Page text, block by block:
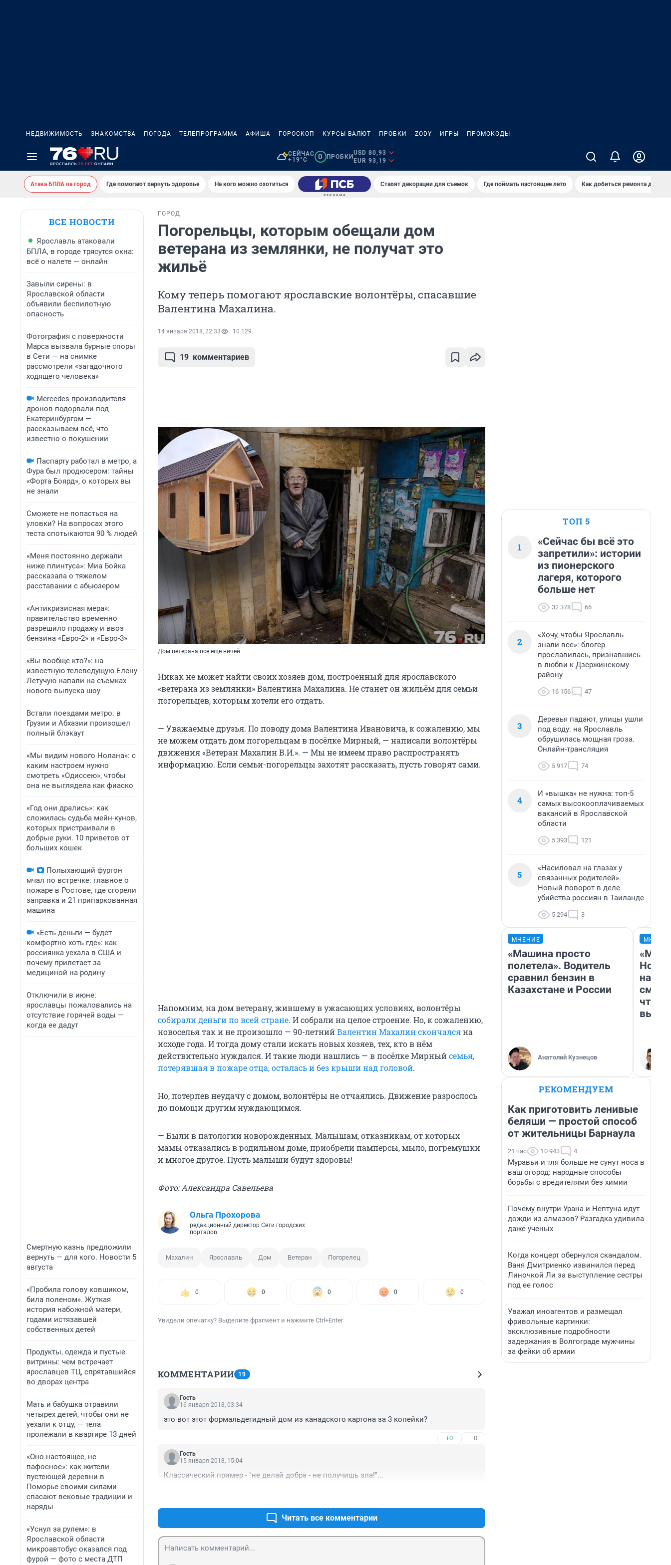
НЕДВИЖИМОСТЬ ЗНАКОМСТВА ПОГОДА ТЕЛЕПРОГРАММА АФИША ГОРОСКОП КУРСЫ ВАЛЮТ ПРОБКИ ZODY ИГРЫ ПРОМОКОДЫ
СЕЙЧАС
+19°C
0 ПРОБКИ
USD 80,93
EUR 93,19
Атака БПЛА на город Где помогают вернуть здоровье На кого можно охотиться Ставят декорации для съемок Где поймать настоящее лето Как добиться ремонта двора
ВСЕ НОВОСТИ
Ярославль атаковали
БПЛА, в городе трясутся окна:
всё о налете — онлайн
Завыли сирены: в
Ярославской области
объявили беспилотную
опасность
Фотография с поверхности
Марса вызвала бурные споры
в Сети — на снимке
рассмотрели «загадочного
ходящего человека»
Mercedes производителя
дронов подорвали под
Екатеринбургом —
рассказываем всё, что
известно о покушении
Паспарту работал в метро, а
Фура был продюсером: тайны
«Форта Боярд», о которых вы
не знали
Сможете не попасться на
уловки? На вопросах этого
теста спотыкаются 90 % людей
«Меня постоянно держали
ниже плинтуса»: Миа Бойка
рассказала о тяжелом
расставании с абьюзером
«Антикризисная мера»:
правительство временно
разрешило продажу и ввоз
бензина «Евро-2» и «Евро-3»
«Вы вообще кто?»: на
известную телеведущую Елену
Летучую напали на съемках
нового выпуска шоу
Встали поездами метро: в
Грузии и Абхазии произошел
полный блэкаут
«Мы видим нового Нолана»: с
каким настроем нужно
смотреть «Одиссею», чтобы
она не выглядела как фиаско
«Год они дрались»: как
сложилась судьба мейн-кунов,
которых пристраивали в
добрые руки. 10 приветов от
больших кошек
Полыхающий фургон
мчал по встречке: главное о
пожаре в Ростове, где сгорели
заправка и 21 припаркованная
машина
«Есть деньги — будет
комфортно хоть где»: как
россиянка уехала в США и
почему прилетает за
медициной на родину
Отключили в июне:
ярославцы пожаловались на
отсутствие горячей воды —
когда ее дадут
Смертную казнь предложили
вернуть — для кого. Новости 5
августа
«Пробила голову ковшиком,
била поленом». Жуткая
история набожной матери,
годами истязавшей
собственных детей
Продукты, одежда и пустые
витрины: чем встречает
ярославцев ТЦ, спрятавшийся
во дворах центра
Мать и бабушка отравили
четырех детей, чтобы они не
уехали к отцу, — тела
пролежали в квартире 13 дней
«Оно настоящее, не
пафосное»: как жители
пустеющей деревни в
Поморье своими силами
спасают вековые традиции и
наряды
«Уснул за рулем»: в
Ярославской области
микроавтобус оказался под
фурой — фото с места ДТП
ГОРОД
Погорельцы, которым обещали дом
ветерана из землянки, не получат это
жильё
Кому теперь помогают ярославские волонтёры, спасавшие
Валентина Махалина.
14 января 2018, 22:33 10 129
19 комментариев
Дом ветерана всё ещё ничей
Никак не может найти своих хозяев дом, построенный для ярославского
«ветерана из землянки» Валентина Махалина. Не станет он жильём для семьи
погорельцев, которым хотели его отдать.
— Уважаемые друзья. По поводу дома Валентина Ивановича, к сожалению, мы
не можем отдать дом погорельцам в посёлке Мирный, — написали волонтёры
движения «Ветеран Махалин В.И.». — Мы не имеем право распространять
информацию. Если семьи-погорельцы захотят рассказать, пусть говорят сами.
Напомним, на дом ветерану, жившему в ужасающих условиях, волонтёры
собирали деньги по всей стране. И собрали на целое строение. Но, к сожалению,
новоселья так и не произошло — 90-летнийВалентин Махалин скончалсяна
исходе года. И тогда дому стали искать новых хозяев, тех, кто в нём
действительно нуждался. И такие люди нашлись — в посёлке Мирныйсемья,
потерявшая в пожаре отца, осталась и без крыши над головой.
Но, потерпев неудачу с домом, волонтёры не отчаялись. Движение разрослось
до помощи другим нуждающимся.
— Были в патологии новорожденных. Малышам, отказникам, от которых
мамы отказались в родильном доме, приобрели памперсы, мыло, погремушки
и многое другое. Пусть малыши будут здоровы!
Фото: Александра Савельева
Ольга Прохорова
редакционный директор Сети городских
порталов
Махалин Ярославль Дом Ветеран Погорелец
0 0 0 0 0
Увидели опечатку? Выделите фрагмент и нажмите Ctrl+Enter
КОММЕНТАРИИ 19
Гость
16 января 2018, 03:34
это вот этот формальдегидный дом из канадского картона за 3 копейки?
+0 –0
Гость
15 января 2018, 15:04
Классический пример - "не делай добра - не получишь зла!"...
Читать все комментарии
ТОП 5
1
«Сейчас бы всё это
запретили»: истории
из пионерского
лагеря, которого
больше нет
32 378 66
2
«Хочу, чтобы Ярославль
знали все»: блогер
прославилась, признавшись
в любви к Дзержинскому
району
16 156 47
3
Деревья падают, улицы ушли
под воду: на Ярославль
обрушилась мощная гроза.
Онлайн-трансляция
5 917 74
4
И «вышка» не нужна: топ-5
самых высокооплачиваемых
вакансий в Ярославской
области
5 393 121
5
«Насиловал на глазах у
связанных родителей».
Новый поворот в деле
убийства россиян в Таиланде
5 294 3
МНЕНИЕ
«Машина просто
полетела». Водитель
сравнил бензин в
Казахстане и России
Анатолий Кузнецов
«Мы
РЕКОМЕНДУЕМ
Как приготовить ленивые
беляши — простой способ
от жительницы Барнаула
21 час 10 943 4
Муравьи и тля больше не сунут носа в
ваш огород: народные способы
борьбы с вредителями без химии
Почему внутри Урана и Нептуна идут
дожди из алмазов? Разгадка удивила
даже ученых
Когда концерт обернулся скандалом.
Ваня Дмитриенко извинился перед
Линочкой Ли за выступление сестры
под ее голос
Уважал иноагентов и размещал
фривольные картинки:
эксклюзивные подробности
задержания в Волгограде мужчины
за фейки об армии